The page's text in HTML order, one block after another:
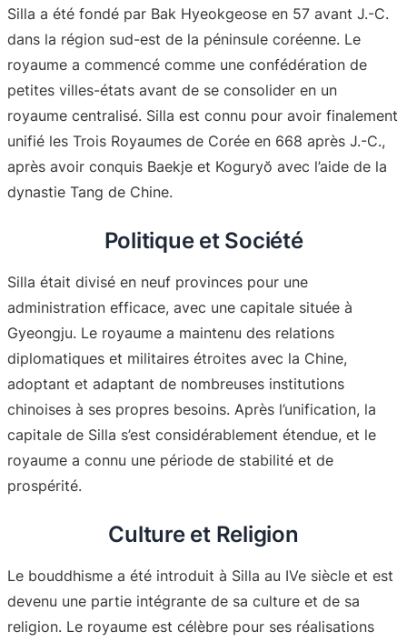
Silla a été fondé par Bak Hyeokgeose en 57 avant J.-C.
dans la région sud-est de la péninsule coréenne. Le
royaume a commencé comme une confédération de
petites villes-états avant de se consolider en un
royaume centralisé. Silla est connu pour avoir finalement
unifié les Trois Royaumes de Corée en 668 après J.-C.,
après avoir conquis Baekje et Koguryŏ avec l’aide de la
dynastie Tang de Chine.
Politique et Société
Silla était divisé en neuf provinces pour une
administration efficace, avec une capitale située à
Gyeongju. Le royaume a maintenu des relations
diplomatiques et militaires étroites avec la Chine,
adoptant et adaptant de nombreuses institutions
chinoises à ses propres besoins. Après l’unification, la
capitale de Silla s’est considérablement étendue, et le
royaume a connu une période de stabilité et de
prospérité.
Culture et Religion
Le bouddhisme a été introduit à Silla au IVe siècle et est
devenu une partie intégrante de sa culture et de sa
religion. Le royaume est célèbre pour ses réalisations